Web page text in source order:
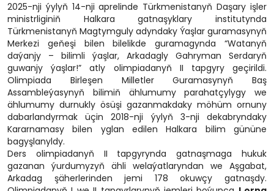
2025-nji ýylyň 14-nji aprelinde Türkmenistanyň Daşary işler
ministrliginiň Halkara gatnaşyklary institutynda
Türkmenistanyň Magtymguly adyndaky Ýaşlar guramasynyň
Merkezi geňeşi bilen bilelikde guramagynda “Watanyň
daýanjy – bilimli ýaşlar, Arkadagly Gahryman Serdaryň
guwanjy ýaşlar!” atly olimpiadanyň II tapgyry geçirildi.
Olimpiada Birleşen Milletler Guramasynyň Baş
Assambleýasynyň bilimiň ählumumy parahatçylygy we
ählumumy durnukly ösüşi gazanmakdaky möhüm ornuny
dabarlandyrmak üçin 2018-nji ýylyň 3-nji dekabryndaky
Kararnamasy bilen yglan edilen Halkara bilim gününe
bagyşlanyldy.
Ders olimpiadanyň II tapgyrynda gatnaşmaga hukuk
gazanan ýurdumyzyň ähli welaýatlaryndan we Aşgabat,
Arkadag şäherlerinden jemi 178 okuwçy gatnaşdy.